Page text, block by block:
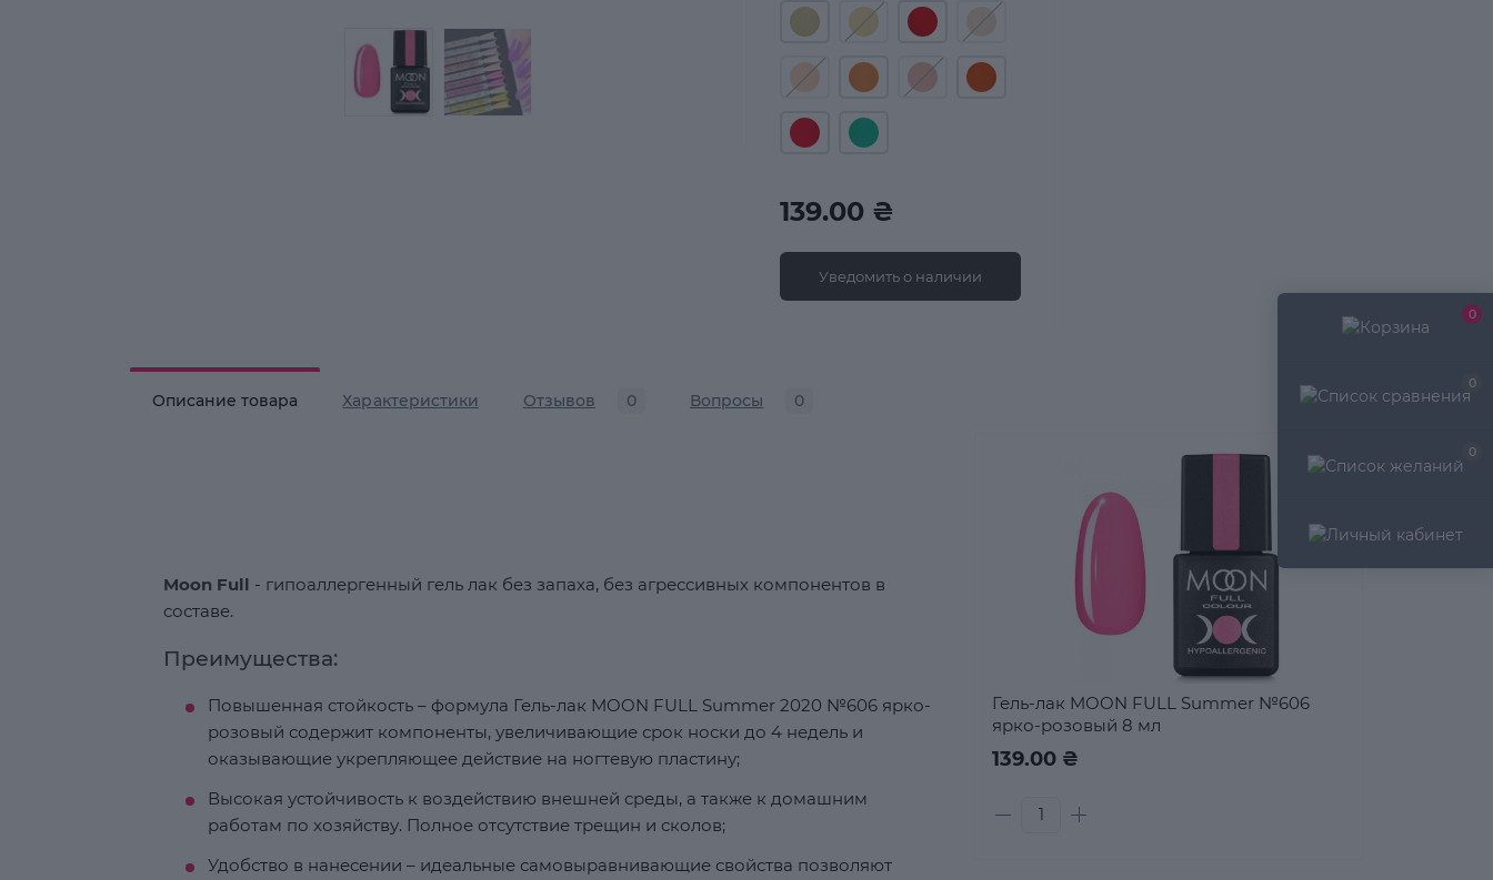
0
0
0
139.00 ₴
Уведомить о наличии
Описание товара Характеристики Отзывов 0 Вопросы 0
Moon Full - гипоаллергенный гель лак без запаха, без агрессивных компонентов в
составе.
Преимущества:
Повышенная стойкость – формула Гель-лак MOON FULL Summer 2020 №606 ярко-
розовый содержит компоненты, увеличивающие срок носки до 4 недель и
оказывающие укрепляющее действие на ногтевую пластину;
Высокая устойчивость к воздействию внешней среды, а также к домашним
работам по хозяйству. Полное отсутствие трещин и сколов;
Удобство в нанесении – идеальные самовыравнивающие свойства позволяют
Гель-лак MOON FULL Summer №606
ярко-розовый 8 мл
139.00 ₴